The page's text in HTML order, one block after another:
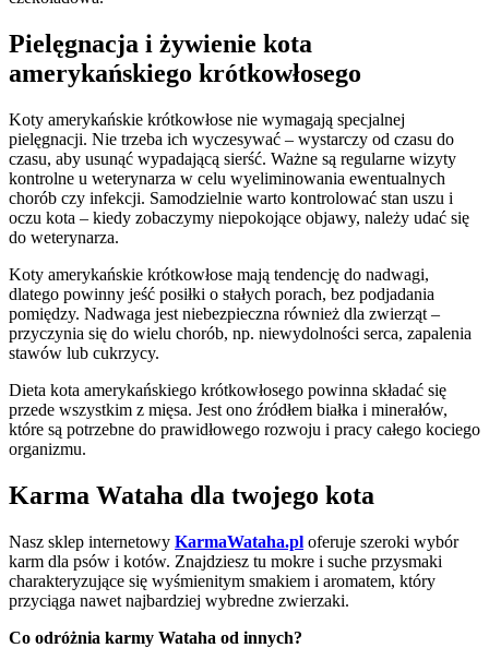
Pielęgnacja i żywienie kota
amerykańskiego krótkowłosego
Koty amerykańskie krótkowłose nie wymagają specjalnej
pielęgnacji. Nie trzeba ich wyczesywać – wystarczy od czasu do
czasu, aby usunąć wypadającą sierść. Ważne są regularne wizyty
kontrolne u weterynarza w celu wyeliminowania ewentualnych
chorób czy infekcji. Samodzielnie warto kontrolować stan uszu i
oczu kota – kiedy zobaczymy niepokojące objawy, należy udać się
do weterynarza.
Koty amerykańskie krótkowłose mają tendencję do nadwagi,
dlatego powinny jeść posiłki o stałych porach, bez podjadania
pomiędzy. Nadwaga jest niebezpieczna również dla zwierząt –
przyczynia się do wielu chorób, np. niewydolności serca, zapalenia
stawów lub cukrzycy.
Dieta kota amerykańskiego krótkowłosego powinna składać się
przede wszystkim z mięsa. Jest ono źródłem białka i minerałów,
które są potrzebne do prawidłowego rozwoju i pracy całego kociego
organizmu.
Karma Wataha dla twojego kota
Nasz sklep internetowy KarmaWataha.pl oferuje szeroki wybór
karm dla psów i kotów. Znajdziesz tu mokre i suche przysmaki
charakteryzujące się wyśmienitym smakiem i aromatem, który
przyciąga nawet najbardziej wybredne zwierzaki.
Co odróżnia karmy Wataha od innych?